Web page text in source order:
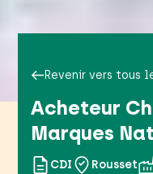
Revenir vers tous
Acheteur
Marques
CDI Rousset